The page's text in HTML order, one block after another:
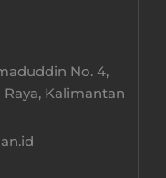
No. 4,
Raya, Kalimantan